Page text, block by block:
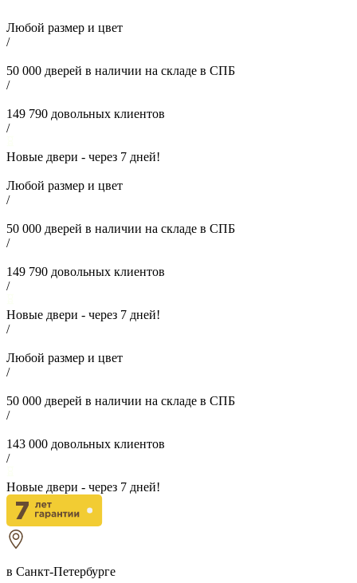
Любой размер и цвет
/
50 000 дверей в наличии на складе в СПБ
/
149 790 довольных клиентов
/
Новые двери - через 7 дней!
Любой размер и цвет
/
50 000 дверей в наличии на складе в СПБ
/
149 790 довольных клиентов
/
Новые двери - через 7 дней!
/
Любой размер и цвет
/
50 000 дверей в наличии на складе в СПБ
/
143 000 довольных клиентов
/
Новые двери - через 7 дней!
в Санкт-Петербурге